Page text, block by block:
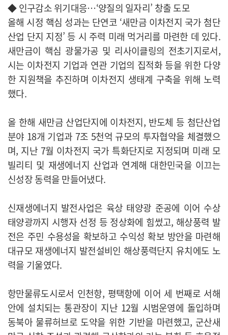
◆ 인구감소 위기대응…‘양질의 일자리’ 창출 도모
올해 시정 핵심 성과는 단연코 ‘새만금 이차전지 국가 첨단
산업 단지 지정’ 등 시 주력 미래 먹거리를 마련한 데 있다.
새만금이 핵심 광물가공 및 리사이클링의 전초기지로서,
시는 이차전지 기업과 연관 기업의 집적화 등을 위한 다양
한 지원책을 추진하며 이차전지 생태계 구축을 위해 노력
했다.
올 한해 새만금 산업단지에 이차전지, 반도체 등 첨단산업
분야 18개 기업과 7조 5천억 규모의 투자협약을 체결했으
며, 지난 7월 이차전지 국가 특화단지로 지정되며 미래 모
빌리티 및 재생에너지 산업과 연계해 대한민국을 이끄는
신성장 동력을 만들어냈다.
신재생에너지 발전사업은 육상 태양광 준공에 이어 수상
태양광까지 시행자 선정 등 정상화에 힘썼고, 해상풍력 발
전은 주민 수용성을 확보하고 수익성 확보 방안을 마련해
대규모 재생에너지 발전설비인 해상풍력단지 유치에도 노
력을 기울였다.
항만물류도시로서 인천항, 평택항에 이어 세 번째로 서해
안에 설치되는 통관장이 지난 12월 시범운영에 돌입하며
동북아 물류허브로 도약을 위한 기반을 마련했고, 군산새